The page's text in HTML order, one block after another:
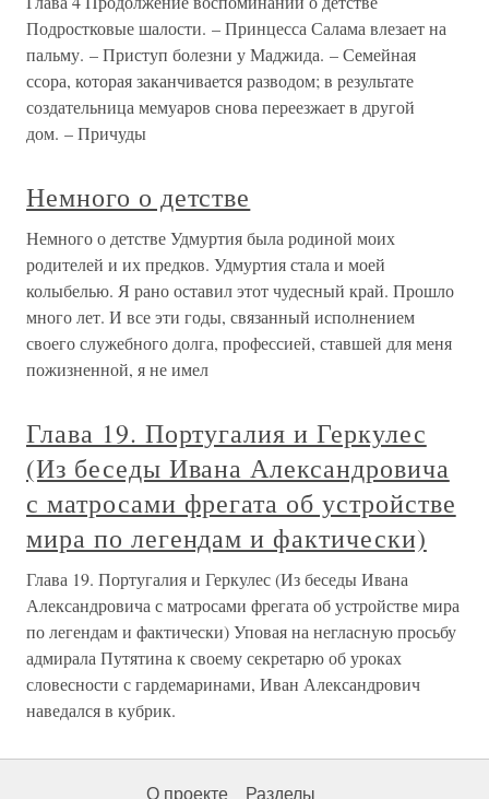
Подростковые шалости. – Принцесса Салама влезает на
пальму. – Приступ болезни у Маджида. – Семейная
ссора, которая заканчивается разводом; в результате
создательница мемуаров снова переезжает в другой
дом. – Причуды
Немного о детстве
Немного о детстве Удмуртия была родиной моих
родителей и их предков. Удмуртия стала и моей
колыбелью. Я рано оставил этот чудесный край. Прошло
много лет. И все эти годы, связанный исполнением
своего служебного долга, профессией, ставшей для меня
пожизненной, я не имел
Глава 19. Португалия и Геркулес
(Из беседы Ивана Александровича
с матросами фрегата об устройстве
мира по легендам и фактически)
Глава 19. Португалия и Геркулес (Из беседы Ивана
Александровича с матросами фрегата об устройстве мира
по легендам и фактически) Уповая на негласную просьбу
адмирала Путятина к своему секретарю об уроках
словесности с гардемаринами, Иван Александрович
наведался в кубрик.
О проекте Разделы